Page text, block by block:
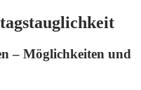
– Möglichkeiten und